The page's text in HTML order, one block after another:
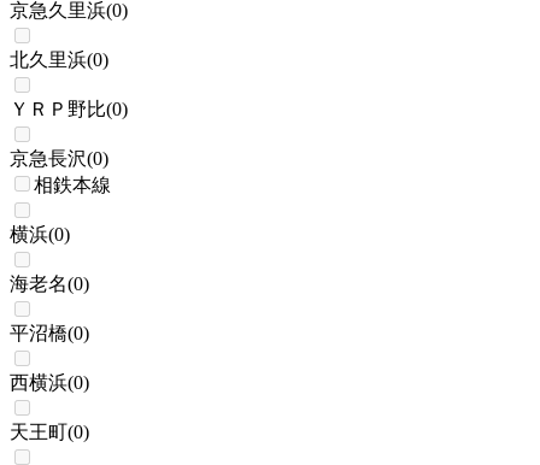
京急久里浜(0)
北久里浜(0)
ＹＲＰ野比(0)
京急長沢(0)
相鉄本線
横浜(0)
海老名(0)
平沼橋(0)
西横浜(0)
天王町(0)